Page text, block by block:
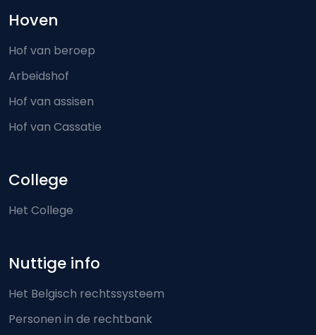
Hoven
Hof van beroep
Arbeidshof
Hof van assisen
Hof van Cassatie
College
Het College
Nuttige info
Het Belgisch rechtssysteem
Personen in de rechtbank